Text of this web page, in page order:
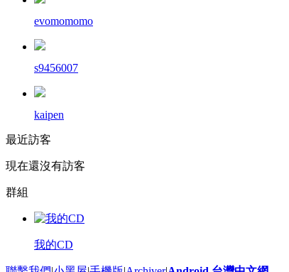
evomomomo
s9456007
kaipen
最近訪客
現在還沒有訪客
群組
我的CD